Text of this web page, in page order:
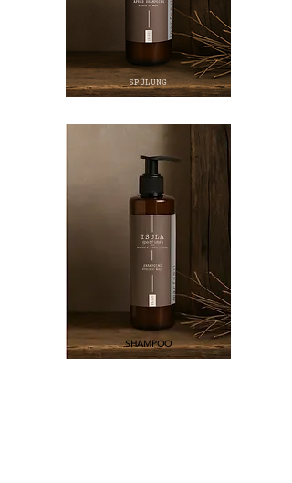
SPÜLUNG
SHAMPOO